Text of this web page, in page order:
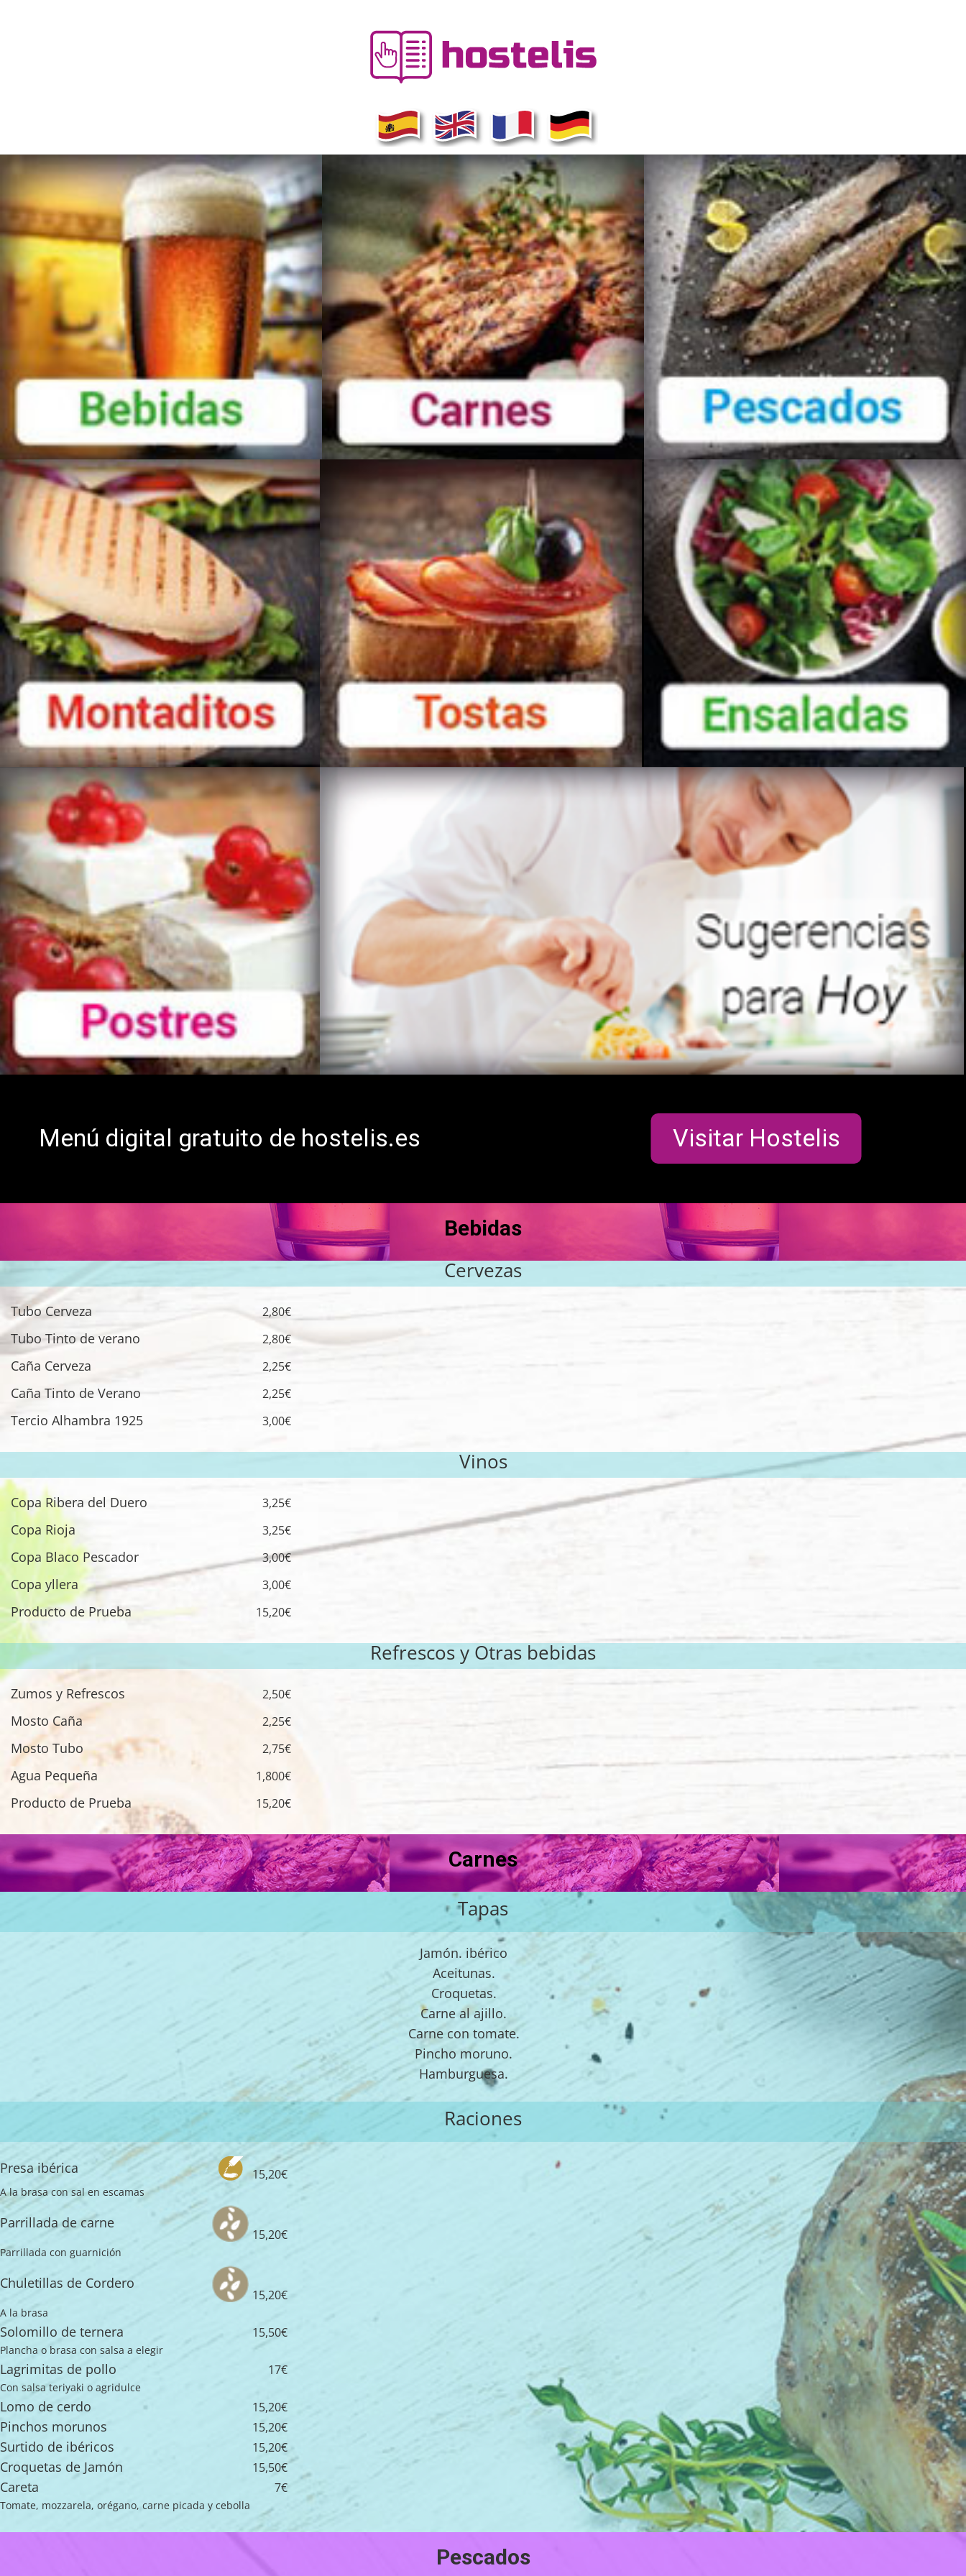
Visitar Hostelis
Menú digital gratuito de hostelis.es
Bebidas
Cervezas
Tubo Cerveza 2,80€
Tubo Tinto de verano 2,80€
Caña Cerveza 2,25€
Caña Tinto de Verano 2,25€
Tercio Alhambra 1925 3,00€
Vinos
Copa Ribera del Duero 3,25€
Copa Rioja 3,25€
Copa Blaco Pescador 3,00€
Copa yllera 3,00€
Producto de Prueba 15,20€
Refrescos y Otras bebidas
Zumos y Refrescos 2,50€
Mosto Caña 2,25€
Mosto Tubo 2,75€
Agua Pequeña 1,800€
Producto de Prueba 15,20€
Carnes
Tapas
Jamón. ibérico
Aceitunas.
Croquetas.
Carne al ajillo.
Carne con tomate.
Pincho moruno.
Hamburguesa.
Raciones
Presa ibérica 15,20€
A la brasa con sal en escamas
Parrillada de carne
15,20€
Parrillada con guarnición
Chuletillas de Cordero
15,20€
A la brasa
Solomillo de ternera 15,50€
Plancha o brasa con salsa a elegir
Lagrimitas de pollo 17€
Con salsa teriyaki o agridulce
Lomo de cerdo 15,20€
Pinchos morunos 15,20€
Surtido de ibéricos 15,20€
Croquetas de Jamón 15,50€
Careta 7€
Tomate, mozzarela, orégano, carne picada y cebolla
Pescados